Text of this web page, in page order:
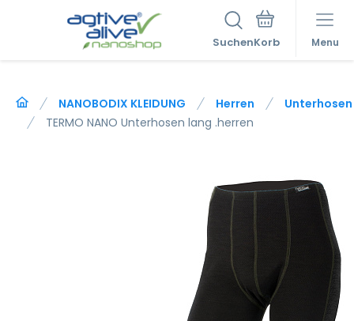
Suchen Menu
NANOBODIX KLEIDUNG Herren
TERMO NANO Unterhosen lang .herren